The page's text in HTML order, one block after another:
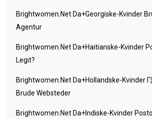
Brightwomen.net Da+georgiske-Kvinder
Agentur
Brightwomen.net Da+haitianske-Kvinder
Legit?
Brightwomen.net Da+hollandske-Kvinder
Brude Websteder
Brightwomen.net Da+indiske-Kvinder